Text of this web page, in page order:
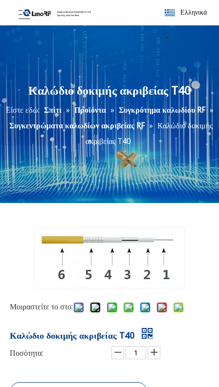
Ελληνικά
Καλώδιο δοκιμής ακριβείας T40
Είστε εδώ: Σπίτι » Προϊόντα » Συγκρότημα καλωδίου RF »
Συγκεντρώματα καλωδίων ακριβείας RF » Καλώδιο δοκιμής
ακριβείας T40
Μοιραστείτε το στο:
Καλώδιο δοκιμής ακριβείας T40
Ποσότητα: